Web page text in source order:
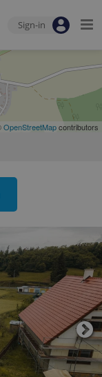
Sign-in
OpenStreetMapcontributors